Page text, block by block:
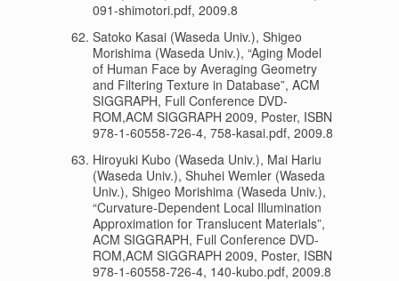
091-shimotori.pdf, 2009.8
Satoko Kasai (Waseda Univ.), Shigeo
Morishima (Waseda Univ.), “Aging Model
of Human Face by Averaging Geometry
and Filtering Texture in Database”, ACM
SIGGRAPH, Full Conference DVD-
ROM,ACM SIGGRAPH 2009, Poster, ISBN
978-1-60558-726-4, 758-kasai.pdf, 2009.8
Hiroyuki Kubo (Waseda Univ.), Mai Hariu
(Waseda Univ.), Shuhei Wemler (Waseda
Univ.), Shigeo Morishima (Waseda Univ.),
“Curvature-Dependent Local Illumination
Approximation for Translucent Materials”,
ACM SIGGRAPH, Full Conference DVD-
ROM,ACM SIGGRAPH 2009, Poster, ISBN
978-1-60558-726-4, 140-kubo.pdf, 2009.8